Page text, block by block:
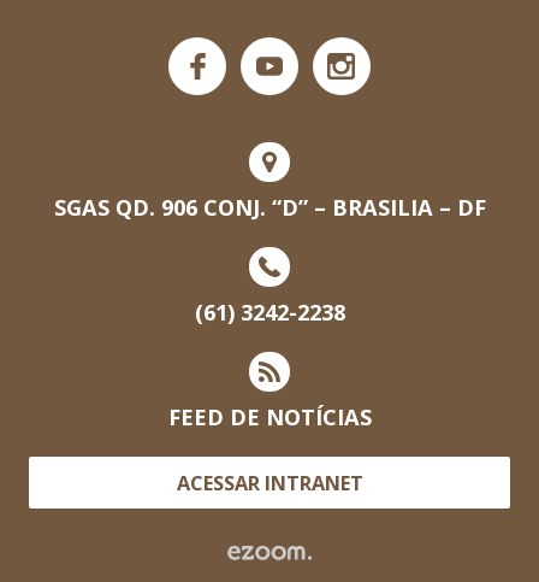
SGAS QD. 906 CONJ. “D” – BRASILIA – DF
(61) 3242-2238
FEED DE NOTÍCIAS
ACESSAR INTRANET